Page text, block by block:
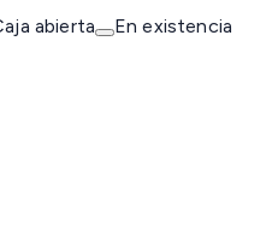
abierta En existencia